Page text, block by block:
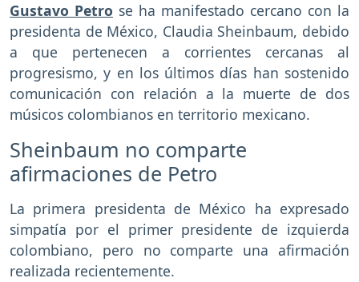
Gustavo Petro se ha manifestado cercano con la
presidenta de México, Claudia Sheinbaum, debido
a que pertenecen a corrientes cercanas al
progresismo, y en los últimos días han sostenido
comunicación con relación a la muerte de dos
músicos colombianos en territorio mexicano.
Sheinbaum no comparte
afirmaciones de Petro
La primera presidenta de México ha expresado
simpatía por el primer presidente de izquierda
colombiano, pero no comparte una afirmación
realizada recientemente.